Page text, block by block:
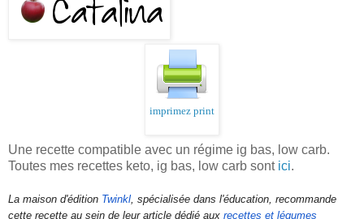
imprimez print
Une recette compatible avec un régime ig bas, low carb.
Toutes mes recettes keto, ig bas, low carb sont ici.
La maison d'édition Twinkl, spécialisée dans l'éducation, recommande
cette recette au sein de leur article dédié aux recettes et légumes